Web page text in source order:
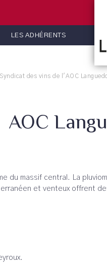
LES ADHÉRENTS
Syndicat des vins de l'AOC
AOC
du massif central. La
et venteux offrent